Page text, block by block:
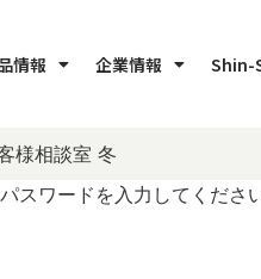
情報 企業情報 Shin-
様相談室 冬
スワードを入力してください